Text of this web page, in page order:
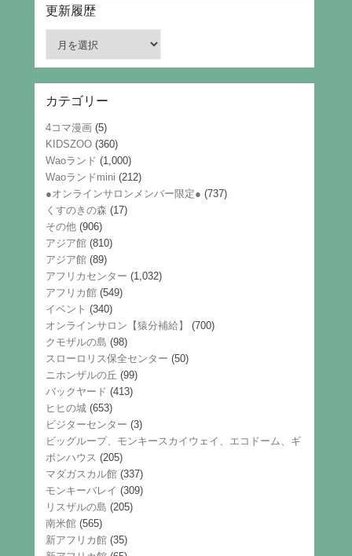
更新履歴
履
歴
カテゴリー
4コマ漫画 (5)
KIDSZOO (360)
Waoランド (1,000)
Waoランドmini (212)
●オンラインサロンメンバー限定● (737)
くすのきの森 (17)
その他 (906)
アジア館 (810)
アジア館 (89)
アフリカセンター (1,032)
アフリカ館 (549)
イベント (340)
オンラインサロン【猿分補給】
(700)
クモザルの島 (98)
スローロリス保全センター (50)
ニホンザルの丘 (99)
バックヤード (413)
ヒヒの城 (653)
ビジターセンター (3)
ビッグループ、モンキースカイウェイ、エコドーム、ギ
ボンハウス (205)
マダガスカル館 (337)
モンキーバレイ (309)
リスザルの島 (205)
南米館 (565)
新アフリカ館 (35)